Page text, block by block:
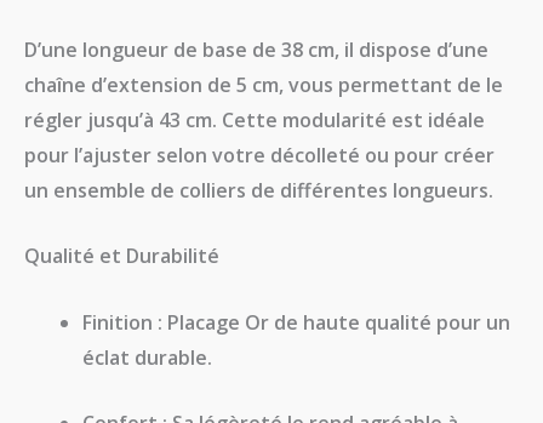
D’une longueur de base de 38 cm, il dispose d’une
chaîne d’extension de 5 cm, vous permettant de le
régler jusqu’à 43 cm. Cette modularité est idéale
pour l’ajuster selon votre décolleté ou pour créer
un ensemble de colliers de différentes longueurs.
Qualité et Durabilité
Finition : Placage Or de haute qualité pour un
éclat durable.